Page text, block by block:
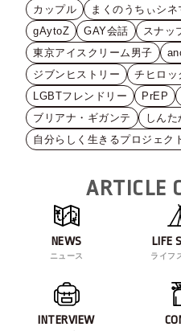
カップル
まくのうちぃシネ
gAytoZ
GAY会話 スナッ
東京アイスクリーム男子
ジブンヒストリー
チヒロッ
LGBTフレンドリー
PrEP
ブリアナ・ギガンテ
しんた
自分らしく生きるプロジェク
ARTICLE
NEWS
ニュース
LIFE
ライフ
INTERVIEW